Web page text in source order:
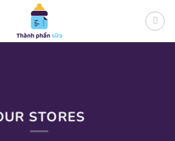
STORES